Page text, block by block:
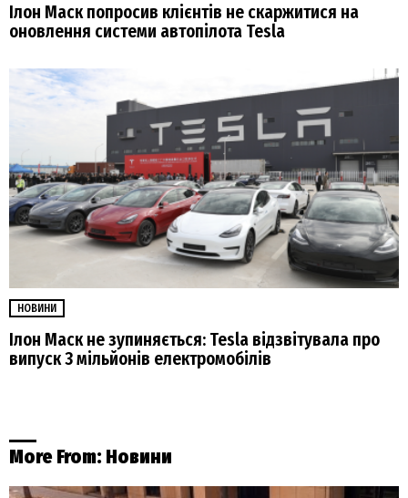
Ілон Маск попросив клієнтів не скаржитися на
оновлення системи автопілота Tesla
НОВИНИ
Ілон Маск не зупиняється: Tesla відзвітувала про
випуск 3 мільйонів електромобілів
More From: Новини